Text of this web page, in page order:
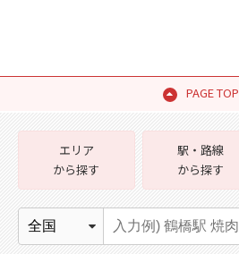
PAGE TOP
エリア
から探す
駅・路線
から探す